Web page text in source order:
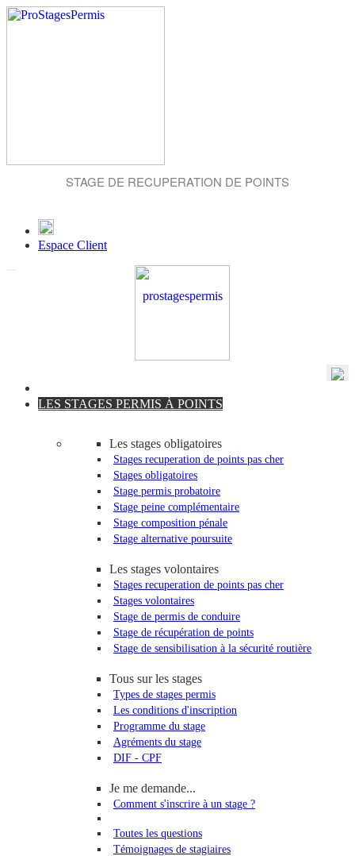
STAGE DE RECUPERATION DE POINTS
Espace Client
LES STAGES PERMIS À POINTS
Les stages obligatoires
Stages recuperation de points pas cher
Stages obligatoires
Stage permis probatoire
Stage peine complémentaire
Stage composition pénale
Stage alternative poursuite
Les stages volontaires
Stages recuperation de points pas cher
Stages volontaires
Stage de permis de conduire
Stage de récupération de points
Stage de sensibilisation à la sécurité routière
Tous sur les stages
Types de stages permis
Les conditions d'inscription
Programme du stage
Agréments du stage
DIF - CPF
Je me demande...
Comment s'inscrire à un stage ?
Toutes les questions
Témoignages de stagiaires